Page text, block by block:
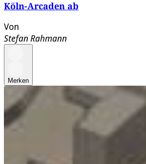
Köln-Arcaden ab
Von
Stefan Rahmann
Merken